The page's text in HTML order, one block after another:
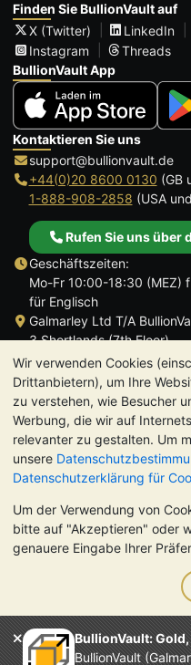
Wir verwenden Cookies
Drittanbietern), um Ihre
zu verstehen, wie Besucher
Werbung, die wir auf
relevanter zu gestalten. Um
unsere
Datenschutzerklärung für
Um der Verwendung von
bitte auf "Akzeptieren" oder
genauere Eingabe Ihrer
BullionVault:
BullionVault
Finden Sie BullionVault auf
X (Twitter)
LinkedIn
Instagram
Threads
BullionVault App
Kontaktieren Sie uns
support@bullionvault.de
+44(0)20 8600 0130 (GB
1-888-908-2858 (USA
Rufen Sie uns über
Geschäftszeiten:
Mo-Fr 10:00-18:30 (MEZ)
für Englisch
Galmarley Ltd T/A
3 Shortlands (7th Floor)
Hammersmith
London
W6 8DA
Großbritannien
TrustScore 4.8 | 724
BITTE BEACHTEN SIE: Der
steigen als auch fallen.
für zukünftige
von BullionVault oder in der
Anlageberatung dar. Sie
beraten lassen, um zu
das Richtige für Sie ist.